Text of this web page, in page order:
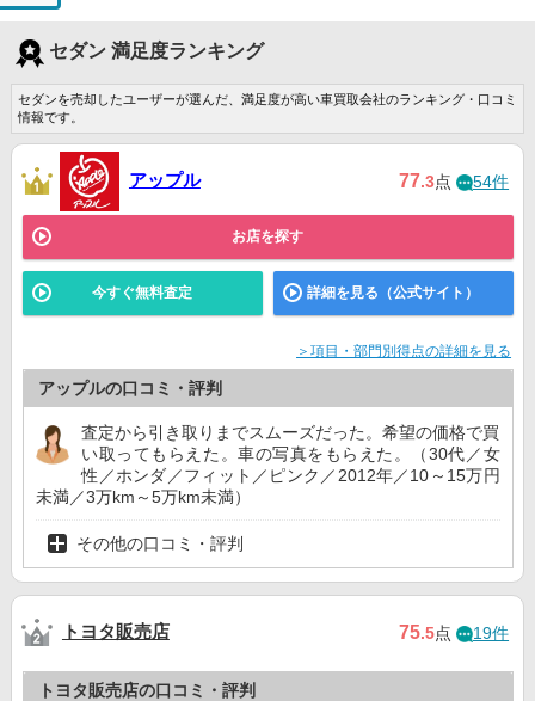
セダン 満足度ランキング
セダンを売却したユーザーが選んだ、満足度が高い車買取会社のランキング・口コミ
情報です。
アップル 77.3点 54件
お店を探す
今すぐ無料査定 詳細を見る（公式サイト）
＞項目・部門別得点の詳細を見る
アップルの口コミ・評判
査定から引き取りまでスムーズだった。希望の価格で買
い取ってもらえた。車の写真をもらえた。（30代／女
性／ホンダ／フィット／ピンク／2012年／10～15万円
未満／3万km～5万km未満）
その他の口コミ・評判
トヨタ販売店 75.5点 19件
トヨタ販売店の口コミ・評判